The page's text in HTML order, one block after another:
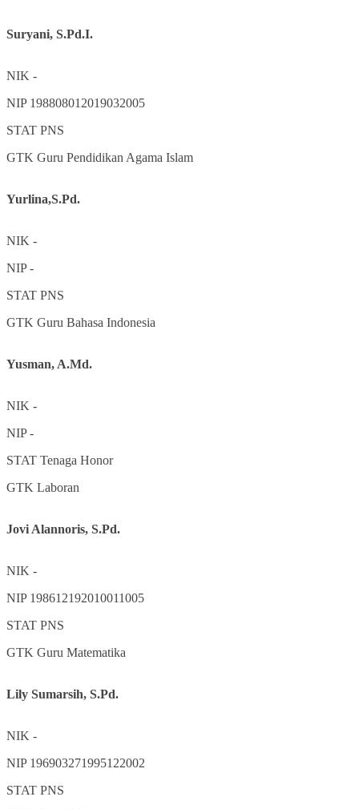
Suryani, S.Pd.I.
NIK -
NIP 198808012019032005
STAT PNS
GTK Guru Pendidikan Agama Islam
Yurlina,S.Pd.
NIK -
NIP-
STAT PNS
GTK Guru Bahasa Indonesia
Yusman, A.Md.
NIK -
NIP-
STAT Tenaga Honor
GTK Laboran
Jovi Alannoris, S.Pd.
NIK -
NIP 198612192010011005
STAT PNS
GTK Guru Matematika
Lily Sumarsih, S.Pd.
NIK -
NIP 196903271995122002
STAT PNS